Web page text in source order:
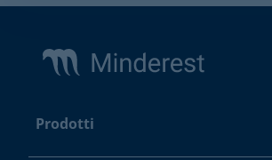
Prodotti